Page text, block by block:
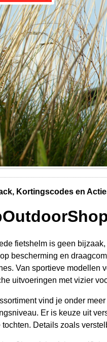
Kortingscodes en
fietshelm is geen
bescherming en
Van sportieve modellen
uitvoeringen met vizier
vind je onder
Er is keuze uit
tochten. Details zoals